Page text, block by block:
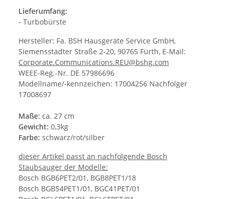
Lieferumfang:
- Turbobürste
Hersteller: Fa. BSH Hausgeräte Service GmbH,
Siemensstädter Straße 2-20, 90765 Fürth, E-Mail:
Corporate.Communications.REU@bshg.com
WEEE-Reg.-Nr. DE 57986696
Modellname/-kennzeichen: 17004256 Nachfolger
17008697
Maße: ca. 27 cm
Gewicht: 0,3kg
Farbe: schwarz/rot/silber
dieser Artikel passt an nachfolgende Bosch
Staubsauger der Modelle:
Bosch BGB6PET2/01, BGB8PET1/18
Bosch BGBS4PET1/01, BGC41PET/01